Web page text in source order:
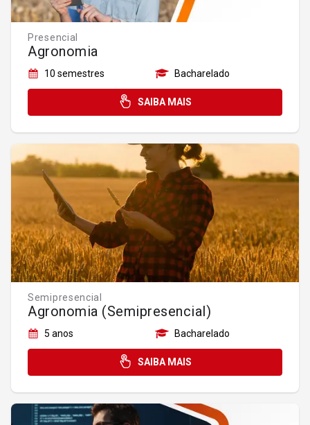
Presencial
Agronomia
10 semestres Bacharelado
SAIBA MAIS
Semipresencial
Agronomia (Semipresencial)
5 anos Bacharelado
SAIBA MAIS